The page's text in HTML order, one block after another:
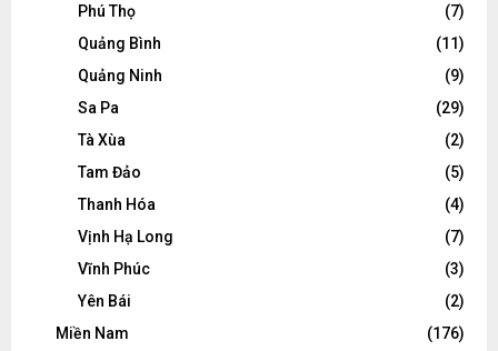
Phú Thọ
(7)
Quảng Bình
(11)
Quảng Ninh
(9)
Sa Pa
(29)
Tà Xùa
(2)
Tam Đảo
(5)
Thanh Hóa
(4)
Vịnh Hạ Long
(7)
Vĩnh Phúc
(3)
Yên Bái
(2)
Miền Nam
(176)